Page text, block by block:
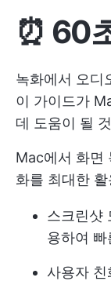
⏰ 60
녹화에서 오디
이 가이드가
데 도움이 될
Mac에서 화면
화를 최대한
스크린샷
용하여
사용자